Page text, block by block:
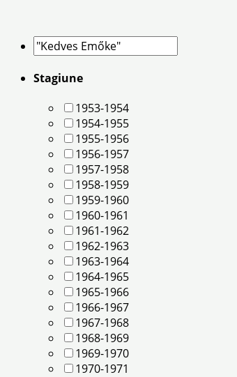
Stagiune
1953-1954
1954-1955
1955-1956
1956-1957
1957-1958
1958-1959
1959-1960
1960-1961
1961-1962
1962-1963
1963-1964
1964-1965
1965-1966
1966-1967
1967-1968
1968-1969
1969-1970
1970-1971